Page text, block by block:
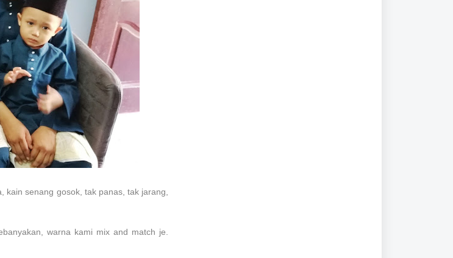
kain senang gosok, tak panas, tak jarang,
warna kami mix and match je.